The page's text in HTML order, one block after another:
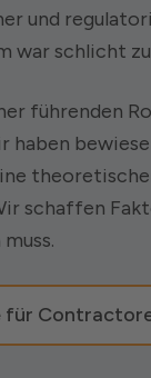
und
war schlicht
führenden
schaffen
für